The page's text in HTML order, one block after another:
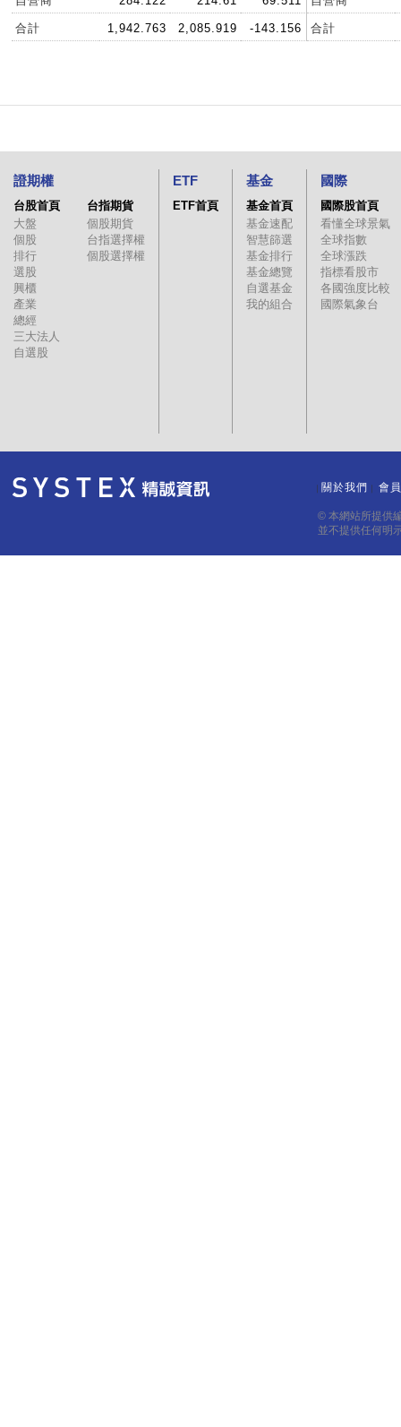
合計 1,942.763 2,085.919 -143.156 合計
證期權
台股首頁
大盤
個股
排行
選股
興櫃
產業
總經
三大法人
自選股
台指期貨
個股期貨
台指選擇權
個股選擇權
ETF
ETF首頁
基金
基金首頁
基金速配
智慧篩選
基金排行
基金總覽
自選基金
我的組合
國際
國際股首頁
看懂全球景氣
全球指數
全球漲跌
指標看股市
各國強度比較
國際氣象台
關於我們 會
© 本網站所提供
並不提供任何明